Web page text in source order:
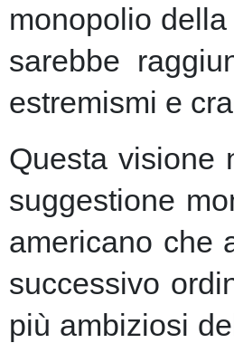
monopolio
sarebbe
estremismi e
Questa visione
suggestione
americano che
successivo
più ambiziosi